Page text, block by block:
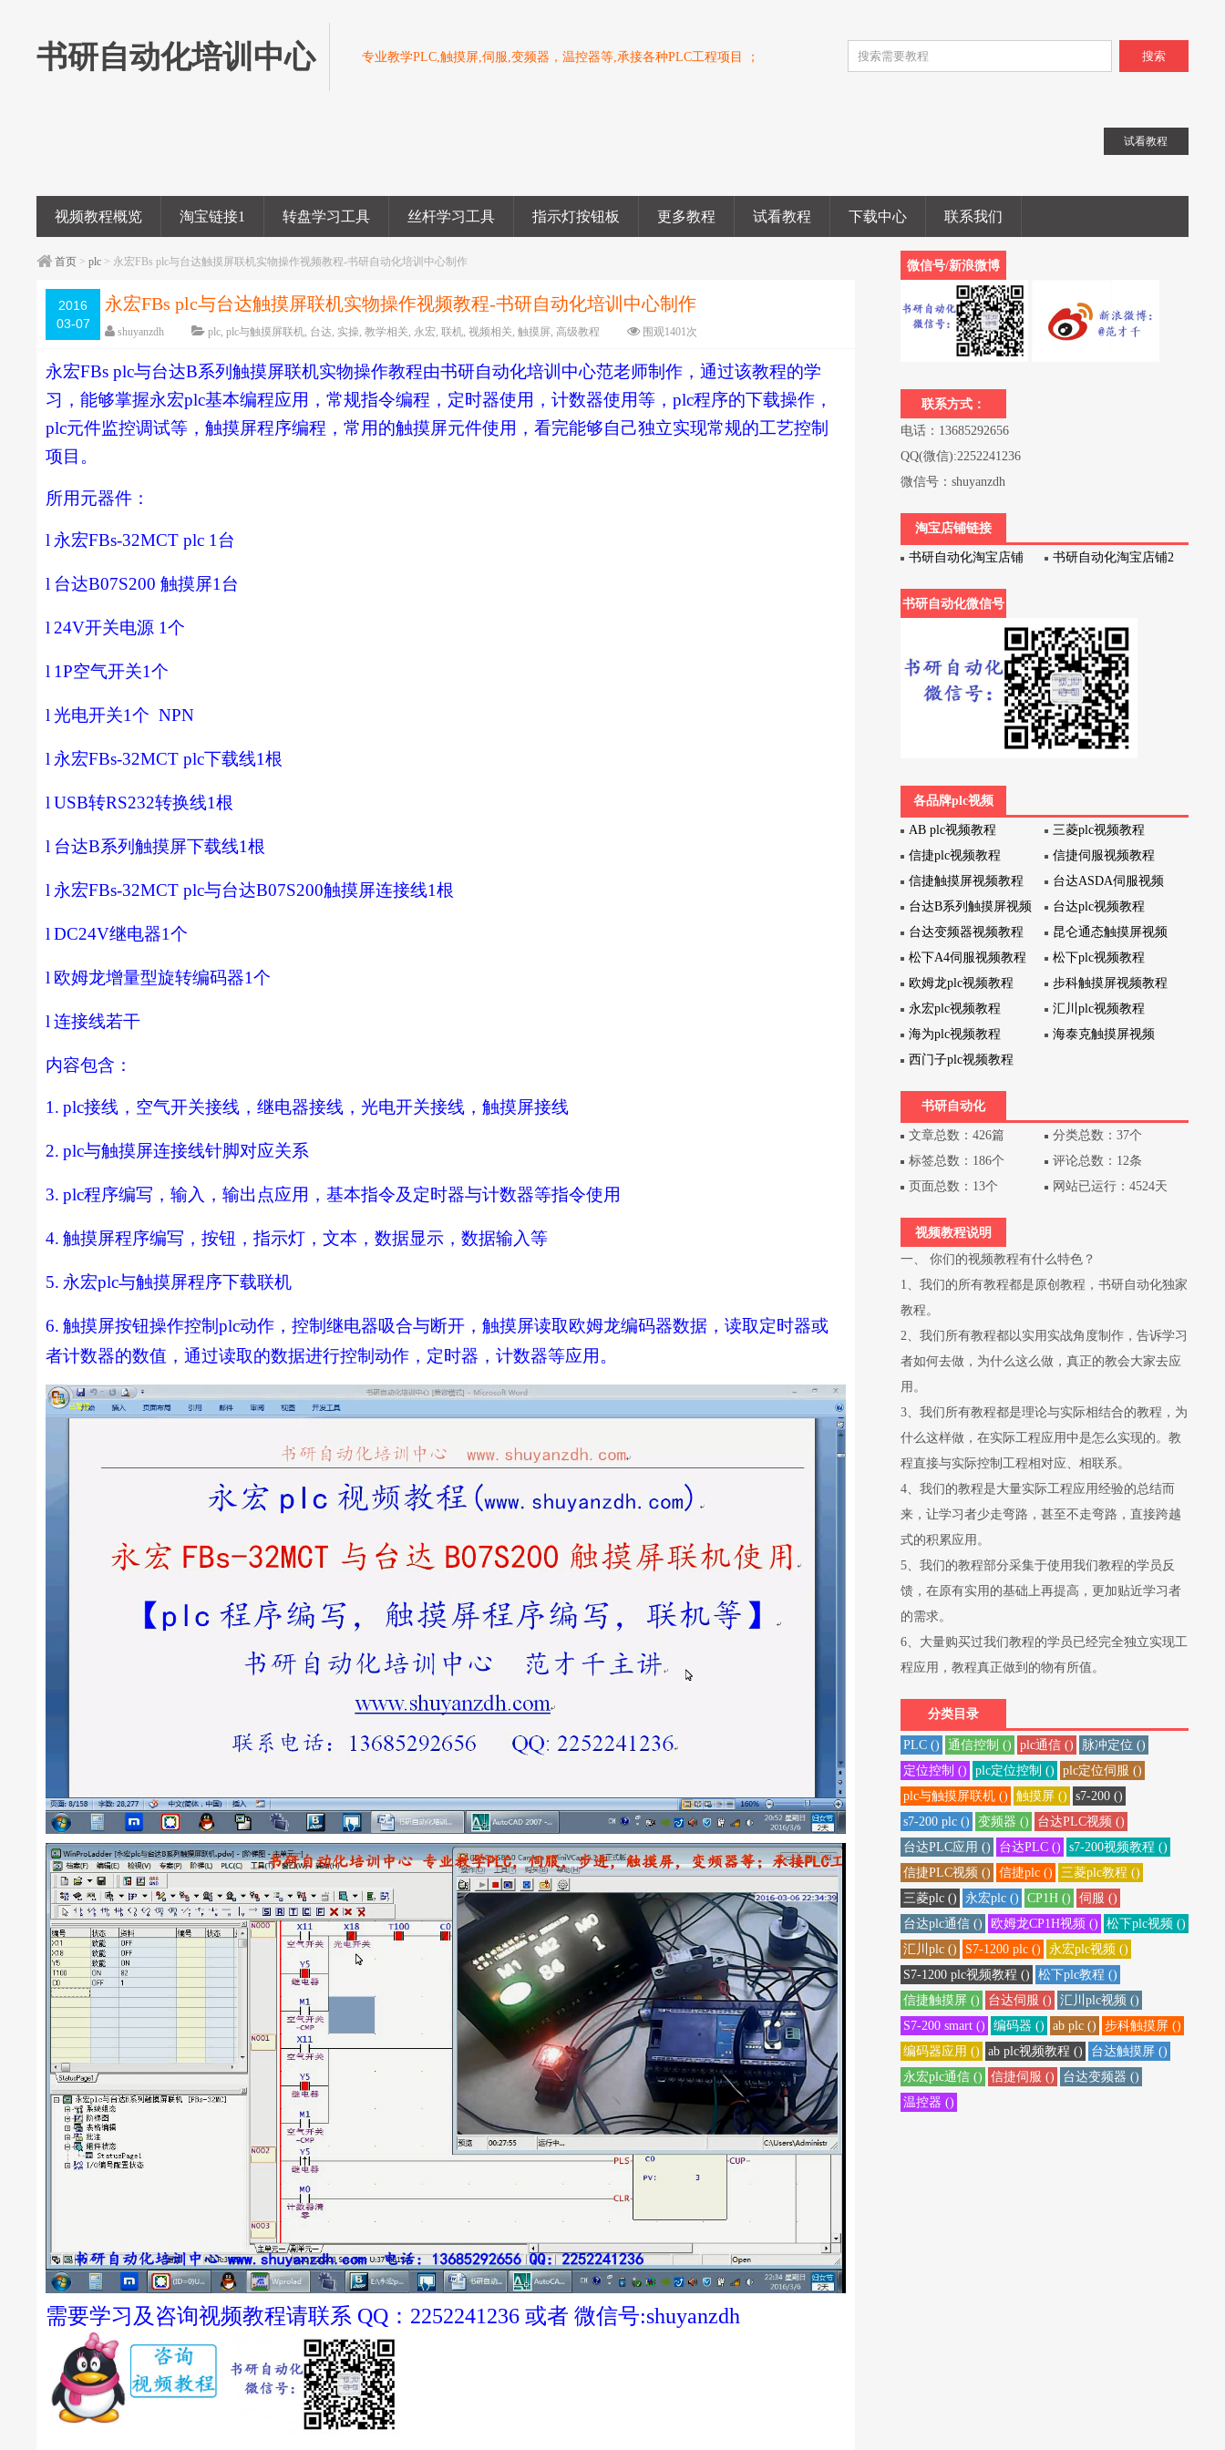
书研自动化培训中心 专业教学PLC,触摸屏,伺服,变频器，温控器等,承接各种PLC工程项目 ； 搜索
试看教程
视频教程概览 淘宝链接1 转盘学习工具 丝杆学习工具 指示灯按钮板 更多教程 试看教程 下载中心 联系我们
首页 >plc > 永宏FBs plc与台达触摸屏联机实物操作视频教程-书研自动化培训中心制作
2016
03-07
永宏FBs plc与台达触摸屏联机实物操作视频教程-书研自动化培训中心制作
shuyanzdh plc,plc与触摸屏联机, 台达, 实操,教学相关, 永宏,联机,视频相关,触摸屏,高级教程 围观1401次
永宏FBs plc与台达B系列触摸屏联机实物操作教程由书研自动化培训中心范老师制作，通过该教程的学
习，能够掌握永宏plc基本编程应用，常规指令编程，定时器使用，计数器使用等，plc程序的下载操作，
plc元件监控调试等，触摸屏程序编程，常用的触摸屏元件使用，看完能够自己独立实现常规的工艺控制
项目。
所用元器件：
l 永宏FBs-32MCT plc 1 台
l 台达B07S200触摸屏1 台
l 24V开关电源 1个
l 1P空气开关1个
l 光电开关1个 NPN
l 永宏FBs-32MCT plc下载线1根
l USB转RS232转换线1根
l 台达B系列触摸屏下载线1根
l 永宏FBs-32MCT plc与台达B07S200触摸屏连接线1根
l DC24V继电器1个
l 欧姆龙增量型旋转编码器1个
l 连接线若干
内容包含：
1. plc接线，空气开关接线，继电器接线，光电开关接线，触摸屏接线
2. plc与触摸屏连接线针脚对应关系
3. plc程序编写，输入，输出点应用，基本指令及定时器与计数器等指令使用
4. 触摸屏程序编写，按钮，指示灯，文本，数据显示，数据输入等
5. 永宏plc与触摸屏程序下载联机
6. 触摸屏按钮操作控制plc动作，控制继电器吸合与断开，触摸屏读取欧姆龙编码器数据，读取定时器或
者计数器的数值，通过读取的数据进行控制动作，定时器，计数器等应用。
需要学习及咨询视频教程请联系 QQ：2252241236 或者 微信号:shuyanzdh
微信号/新浪微博
联系方式：
电话：13685292656
QQ(微信):2252241236
微信号：shuyanzdh
淘宝店铺链接
书研自动化淘宝店铺 书研自动化淘宝店铺2
书研自动化微信号
各品牌plc视频
AB plc视频教程
三菱plc视频教程
信捷plc视频教程
信捷伺服视频教程
信捷触摸屏视频教程
台达ASDA伺服视频
台达B系列触摸屏视频
台达plc视频教程
台达变频器视频教程
昆仑通态触摸屏视频
松下A4伺服视频教程
松下plc视频教程
欧姆龙plc视频教程
步科触摸屏视频教程
永宏plc视频教程
汇川plc视频教程
海为plc视频教程
海泰克触摸屏视频
西门子plc视频教程
书研自动化
文章总数：426篇
分类总数：37个
标签总数：186个
评论总数：12条
页面总数：13个
网站已运行：4524天
视频教程说明
一、 你们的视频教程有什么特色？
1、我们的所有教程都是原创教程，书研自动化独家
教程。
2、我们所有教程都以实用实战角度制作，告诉学习
者如何去做，为什么这么做，真正的教会大家去应
用。
3、我们所有教程都是理论与实际相结合的教程，为
什么这样做，在实际工程应用中是怎么实现的。教
程直接与实际控制工程相对应、相联系。
4、我们的教程是大量实际工程应用经验的总结而
来，让学习者少走弯路，甚至不走弯路，直接跨越
式的积累应用。
5、我们的教程部分采集于使用我们教程的学员反
馈，在原有实用的基础上再提高，更加贴近学习者
的需求。
6、大量购买过我们教程的学员已经完全独立实现工
程应用，教程真正做到的物有所值。
分类目录
PLC () 通信控制 () plc通信 ()
脉冲定位 ()
定位控制 ()
plc定位控制 ()
plc定位伺服 ()
plc与触摸屏联机 ()
触摸屏 ()
s7-200 ()
s7-200 plc ()
变频器 ()
台达PLC视频 ()
台达PLC应用 ()
台达PLC ()
s7-200视频教程 ()
信捷PLC视频 ()
信捷plc ()
三菱plc教程 ()
三菱plc ()
永宏plc () CP1H ()
伺服 ()
台达plc通信 ()
欧姆龙CP1H视频 ()
松下plc视频 ()
汇川plc ()
S7-1200 plc ()
永宏plc视频 ()
S7-1200 plc视频教程 ()
松下plc教程 ()
信捷触摸屏 ()
台达伺服 ()
汇川plc视频 ()
S7-200 smart ()
编码器 () ab plc ()
步科触摸屏 ()
编码器应用 ()
ab plc视频教程 ()
台达触摸屏 ()
永宏plc通信 ()
信捷伺服 ()
台达变频器 ()
温控器 ()